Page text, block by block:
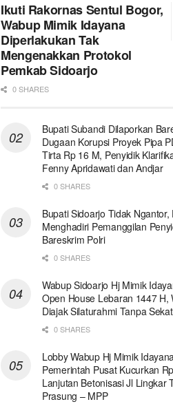
Ikuti Rakornas Sentul Bogor,
Wabup Mimik Idayana
Diperlakukan Tak
Mengenakkan Protokol
Pemkab Sidoarjo
0 SHARES
Bupati Subandi Dilaporkan
Dugaan Korupsi Proyek Pipa
Tirta Rp 16 M, Penyidik
Fenny Apridawati dan Andjar
0 SHARES
Bupati Sidoarjo Tidak Ngantor,
Menghadiri Pemanggilan
Bareskrim Polri
0 SHARES
Wabup Sidoarjo Hj Mimik
Open House Lebaran 1447 H,
Diajak Silaturahmi Tanpa Sekat
0 SHARES
Lobby Wabup Hj Mimik
Pemerintah Pusat Kucurkan
Lanjutan Betonisasi Jl Lingkar
Prasung – MPP